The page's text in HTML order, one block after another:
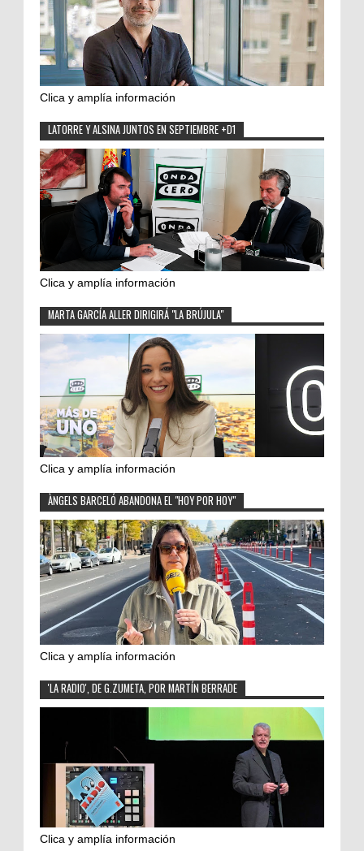
Clica y amplía información
LATORRE Y ALSINA JUNTOS EN SEPTIEMBRE +D1
Clica y amplía información
MARTA GARCÍA ALLER DIRIGIRÁ "LA BRÚJULA"
Clica y amplía información
ÀNGELS BARCELÓ ABANDONA EL "HOY POR HOY"
Clica y amplía información
'LA RADIO', DE G.ZUMETA, POR MARTÍN BERRADE
Clica y amplía información